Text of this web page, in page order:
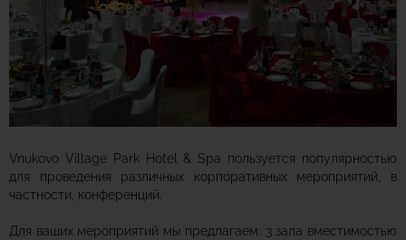
Vnukovo Village Park Hotel & Spa пользуется популярностью
для проведения различных корпоративных мероприятий, в
частности, конференций.
Для ваших мероприятий мы предлагаем: 3 зала вместимостью